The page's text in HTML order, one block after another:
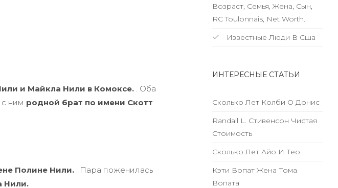
и Майкла Нили в Комоксе.. Оба
ним родной брат по имени Скотт
Полине Нили.. Пара поженилась
Нили.
Возраст, Семья, Жена, Сын,
RC Toulonnais, Net Worth.
Известные Люди В Сша
ИНТЕРЕСНЫЕ СТАТЬИ
Сколько Лет Колби О Донис
Randall L. Стивенсон Чистая
Стоимость
Сколько Лет Айо И Тео
Кэти Вопат Жена Тома
Вопата